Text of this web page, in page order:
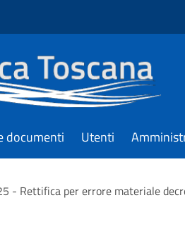
documenti Utenti
- Rettifica per errore materiale